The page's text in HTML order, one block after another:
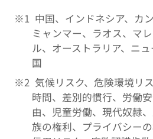
中国、インドネシア、カ
ミャンマー、ラオス、マ
ル、オーストラリア、ニ
国
気候リスク、危険環境リ
時間、差別的慣行、労働
由、児童労働、現代奴隷
族の権利、プライバシーの